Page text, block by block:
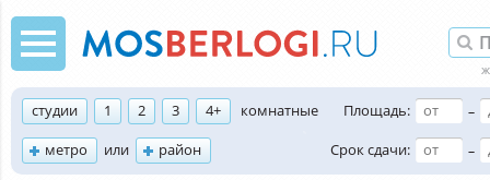
студии 1 2 3 4+
комнатные
метро
или район
Площадь:
–
Срок сдачи:
–